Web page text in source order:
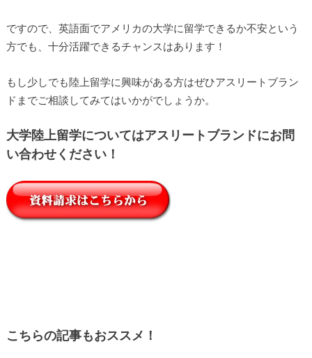
ですので、英語面でアメリカの大学に留学できるか不安という
方でも、十分活躍できるチャンスはあります！
もし少しでも陸上留学に興味がある方はぜひアスリートブラン
ドまでご相談してみてはいかがでしょうか。
大学陸上留学についてはアスリートブランドにお問
い合わせください！
こちらの記事もおススメ！